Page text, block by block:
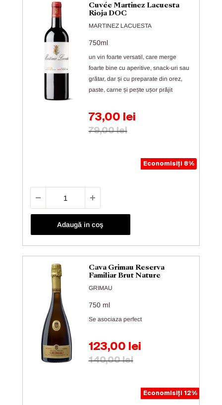
Cuvée Martinez Lacuesta
Rioja DOC
MARTINEZ LACUESTA
750ml
un vin foarte versatil, care merge
foarte bine cu aperitive, snack-uri sau
grătar, dar și cu preparate din orez,
paste, carne și pește ușor prăjit
Preț de vânzare
73,00 lei
Preț obișnuit
79,00 lei
Economisiți 8%
Adaugă in coş
Cava Grimau Reserva
Familiar Brut Nature
GRIMAU
750 ml
Se asociaza perfect
Preț de vânzare
123,00 lei
Preț obișnuit
140,00 lei
Economisiți 12%